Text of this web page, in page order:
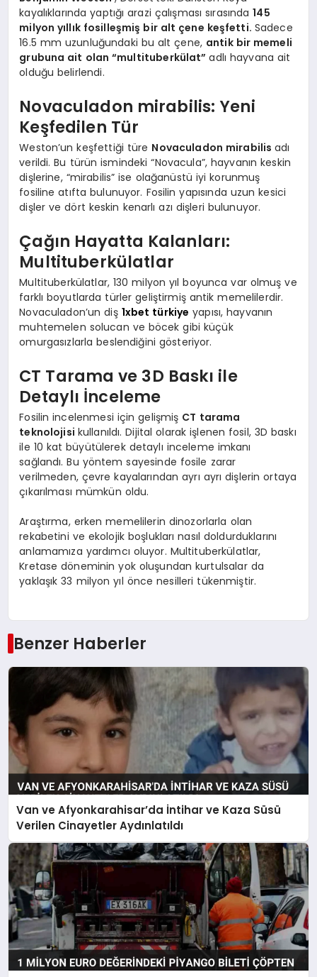
kayalıklarında yaptığı arazi çalışması sırasında145
milyon yıllık fosilleşmiş bir alt çene keşfetti. Sadece
16.5 mm uzunluğundaki bu alt çene, antik bir memeli
grubuna ait olan “multituberkülat”adlı hayvana ait
olduğu belirlendi.
Novaculadon mirabilis: Yeni
Keşfedilen Tür
Weston’un keşfettiği türe Novaculadon mirabilisadı
verildi. Bu türün ismindeki “Novacula”, hayvanın keskin
dişlerine, “mirabilis” ise olağanüstü iyi korunmuş
fosiline atıfta bulunuyor. Fosilin yapısında uzun kesici
dişler ve dört keskin kenarlı azı dişleri bulunuyor.
Çağın Hayatta Kalanları:
Multituberkülatlar
Multituberkülatlar, 130 milyon yıl boyunca var olmuş ve
farklı boyutlarda türler geliştirmiş antik memelilerdir.
Novaculadon’un diş 1xbet türkiye yapısı, hayvanın
muhtemelen solucan ve böcek gibi küçük
omurgasızlarla beslendiğini gösteriyor.
CT Tarama ve 3D Baskı ile
Detaylı İnceleme
Fosilin incelenmesi için gelişmiş CT tarama
teknolojisi kullanıldı. Dijital olarak işlenen fosil, 3D baskı
ile 10 kat büyütülerek detaylı inceleme imkanı
sağlandı. Bu yöntem sayesinde fosile zarar
verilmeden, çevre kayalarından ayrı ayrı dişlerin ortaya
çıkarılması mümkün oldu.
Araştırma, erken memelilerin dinozorlarla olan
rekabetini ve ekolojik boşlukları nasıl doldurduklarını
anlamamıza yardımcı oluyor. Multituberkülatlar,
Kretase döneminin yok oluşundan kurtulsalar da
yaklaşık 33 milyon yıl önce nesilleri tükenmiştir.
Benzer Haberler
Van ve Afyonkarahisar’da İntihar ve Kaza Süsü
Verilen Cinayetler Aydınlatıldı